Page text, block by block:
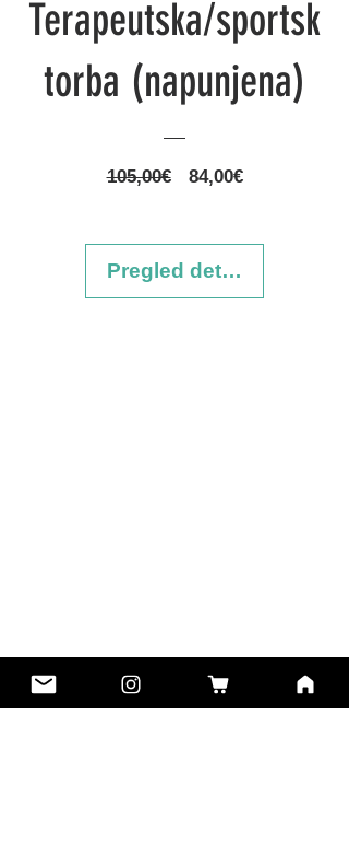
Terapeutska/sportsk
torba (napunjena)
105,00€
Redovna
84,00€Cijena
Pregled detalja